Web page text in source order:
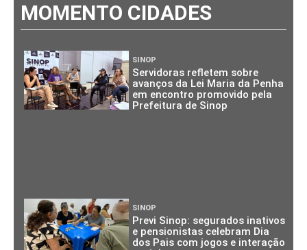
MOMENTO CIDADES
SINOP
Servidoras refletem sobre
avanços da Lei Maria da Penha
em encontro promovido pela
Prefeitura de Sinop
SINOP
Previ Sinop: segurados inativos
e pensionistas celebram Dia
dos Pais com jogos e interação